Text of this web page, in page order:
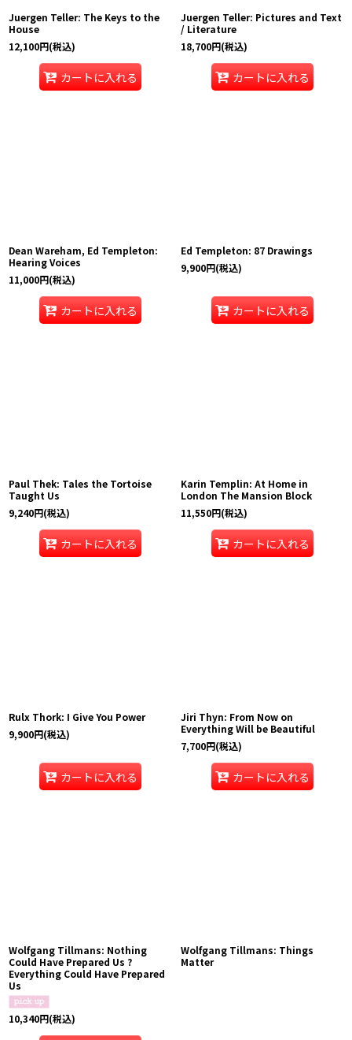
Juergen Teller: The Keys to the
House
12,100円(税込)
カートに入れる
Juergen Teller: Pictures and Text
/ Literature
18,700円(税込)
カートに入れる
Dean Wareham, Ed Templeton:
Hearing Voices
11,000円(税込)
カートに入れる
Ed Templeton: 87 Drawings
9,900円(税込)
カートに入れる
Paul Thek: Tales the Tortoise
Taught Us
9,240円(税込)
カートに入れる
Karin Templin: At Home in
London The Mansion Block
11,550円(税込)
カートに入れる
Rulx Thork: I Give You Power
9,900円(税込)
カートに入れる
Jiri Thyn: From Now on
Everything Will be Beautiful
7,700円(税込)
カートに入れる
Wolfgang Tillmans: Nothing
Could Have Prepared Us ?
Everything Could Have Prepared
Us
10,340円(税込)
Wolfgang Tillmans: Things
Matter